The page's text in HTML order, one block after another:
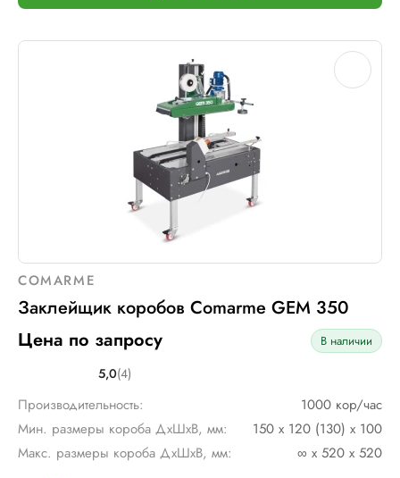
COMARME
Заклейщик коробов Comarme GEM 350
Цена по запросу
В наличии
5,0(4)
Производительность:
1000 кор/час
Мин. размеры короба ДхШхВ, мм:
150 х 120 (130) х 100
Макс. размеры короба ДхШхВ, мм:
∞ х 520 х 520